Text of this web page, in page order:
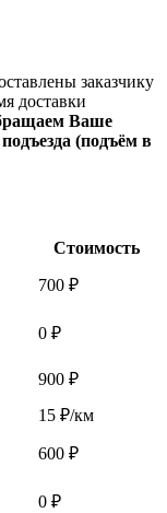
заказчику
доставки
Ваше
(подъём в
Стоимость
700 ₽
0 ₽
900 ₽
15 ₽/км
600 ₽
0 ₽